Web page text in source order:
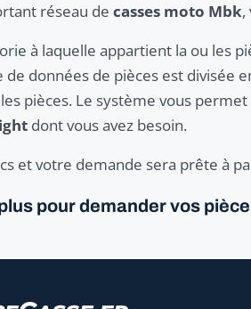
réseau de casses moto Mbk,
à laquelle appartient la ou les
données de pièces est divisée
pièces. Le système vous
dont vous avez besoin.
et votre demande sera prête à
pour demander vos